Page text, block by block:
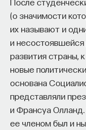
(о значимости
их называют и
и
развития страны,
новые
основана
представляли
и Франсуа Олланд.
ее членом был и